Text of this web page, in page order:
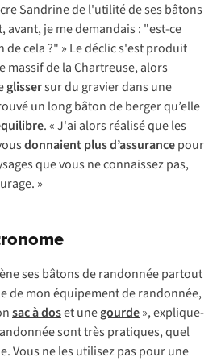
Sandrine de l'utilité de ses bâtons
avant, je me demandais : "est-ce
de cela ?" » Le déclic s'est produit
massif de la Chartreuse, alors
glissersur du gravier dans une
un long bâton de berger qu’elle
. « J'ai alors réalisé que les
donnaient plus d’assurancepour
que vous ne connaissez pas,
»
ses bâtons de randonnée partout
de mon équipement de randonnée,
sac à doset unegourde», explique-
sont très pratiques, quel
Vous ne les utilisez pas pour une